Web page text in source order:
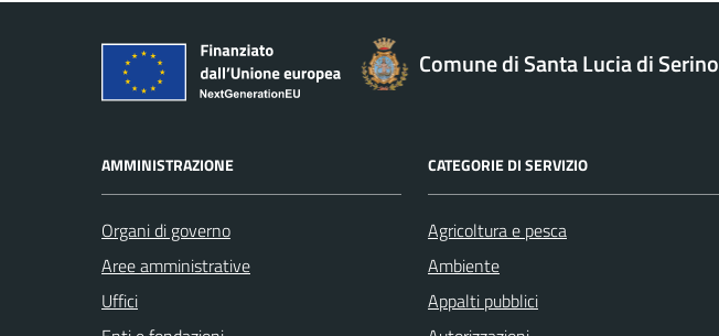
Comune di Santa Lucia di Serino
AMMINISTRAZIONE
Organi di governo
Aree amministrative
Uffici
CATEGORIE DI SERVIZIO
Agricoltura e pesca
Ambiente
Appalti pubblici